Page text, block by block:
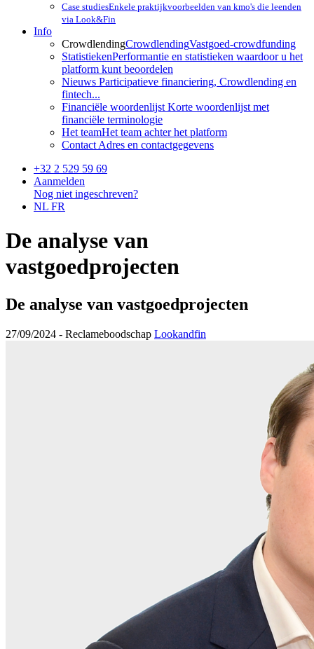
Case studiesEnkele praktijkvoorbeelden van kmo's die leenden
via Look&Fin
Info
CrowdlendingCrowdlendingVastgoed-crowdfunding
StatistiekenPerformantie en statistieken waardoor u het
platform kunt beoordelen
Nieuws Participatieve financiering, Crowdlending en
fintech...
Financiële woordenlijst Korte woordenlijst met
financiële terminologie
Het teamHet team achter het platform
Contact Adres en contactgegevens
+32 2 529 59 69
Aanmelden
Nog niet ingeschreven?
NL FR
De analyse van
vastgoedprojecten
De analyse van vastgoedprojecten
27/09/2024 - Reclameboodschap Lookandfin